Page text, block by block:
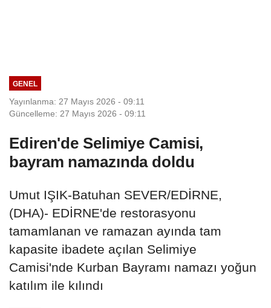
GENEL
Yayınlanma: 27 Mayıs 2026 - 09:11
Güncelleme: 27 Mayıs 2026 - 09:11
Ediren'de Selimiye Camisi,
bayram namazında doldu
Umut IŞIK-Batuhan SEVER/EDİRNE,
(DHA)- EDİRNE'de restorasyonu
tamamlanan ve ramazan ayında tam
kapasite ibadete açılan Selimiye
Camisi'nde Kurban Bayramı namazı yoğun
katılım ile kılındı